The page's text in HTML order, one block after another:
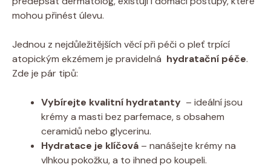
mohou přinést⁢ úlevu.
Jednou z nejdůležitějších věcí při péči o pleť trpící
atopickým ekzémem je ​pravidelná ⁣ hydratační péče.
Zde ‌je ​pár tipů:
Vybírejte kvalitní hydratanty ‍ – ideální jsou
krémy a masti bez parfemace, s⁢ obsahem
ceramidů nebo⁣ glycerinu.
Hydratace je klíčová – nanášejte krémy na
vlhkou pokožku, a‍ to ihned‌ po ⁣koupeli.